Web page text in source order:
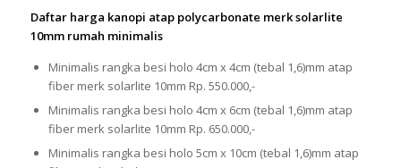
Daftar harga kanopi atap polycarbonate merk solarlite
10mm rumah minimalis
Minimalis rangka besi holo 4cm x 4cm (tebal 1,6)mm atap
fiber merk solarlite 10mm Rp. 550.000,-
Minimalis rangka besi holo 4cm x 6cm (tebal 1,6)mm atap
fiber merk solarlite 10mm Rp. 650.000,-
Minimalis rangka besi holo 5cm x 10cm (tebal 1,6)mm atap